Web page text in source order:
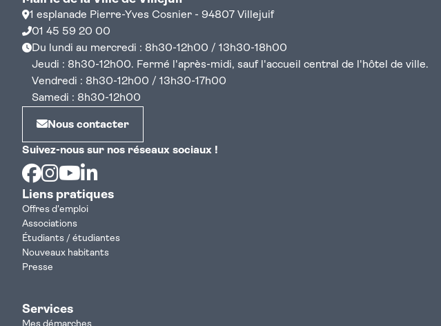
1 esplanade Pierre-Yves Cosnier - 94807 Villejuif
01 45 59 20 00
Du lundi au mercredi : 8h30-12h00 / 13h30-18h00
Jeudi : 8h30-12h00. Fermé l'après-midi, sauf l'accueil central de l'hôtel de ville.
Vendredi : 8h30-12h00 / 13h30-17h00
Samedi : 8h30-12h00
Nous contacter
Suivez-nous sur nos réseaux sociaux !
Facebook
Instagram
Youtube
Liens pratiques
Offres d'emploi
Associations
Étudiants / étudiantes
Nouveaux habitants
Presse
Services